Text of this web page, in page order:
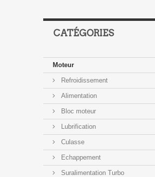
CATÉGORIES
Moteur
Refroidissement
Alimentation
Bloc moteur
Lubrification
Culasse
Echappement
Suralimentation Turbo